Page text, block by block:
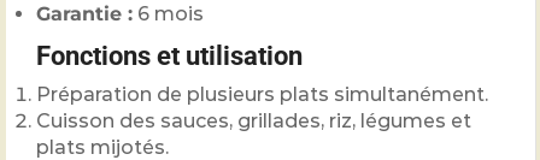
Garantie : 6 mois
Fonctions et utilisation
Préparation de plusieurs plats simultanément.
Cuisson des sauces, grillades, riz, légumes et
plats mijotés.